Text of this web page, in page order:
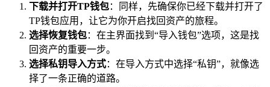
下载并打开TP钱包：同样，先确保你已经下载并打开了
TP钱包应用，让它为你开启找回资产的旅程。
选择恢复钱包：在主界面找到“导入钱包”选项，这是找
回资产的重要一步。
选择私钥导入方式：在导入方式中选择“私钥”，就像选
择了一条正确的道路。